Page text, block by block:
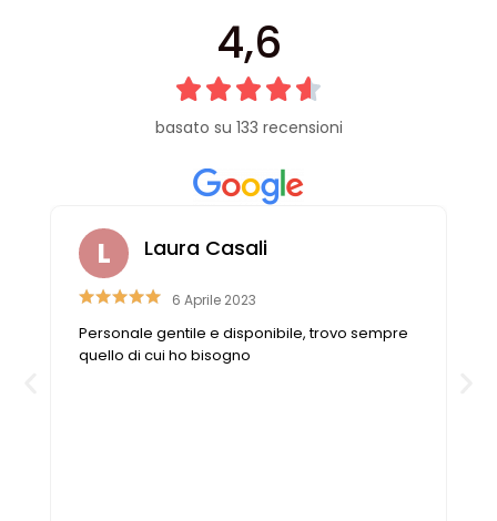
4,6
basato su 133 recensioni
Laura Casali
6 Aprile 2023
Personale gentile e disponibile, trovo sempre
quello di cui ho bisogno